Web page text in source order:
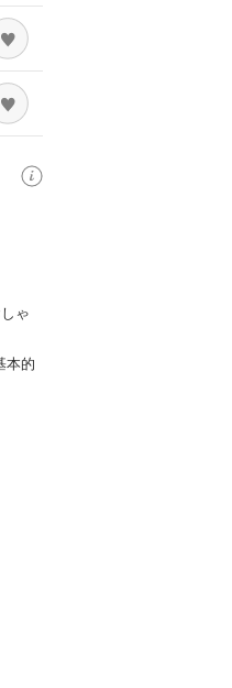
ゃ
本的